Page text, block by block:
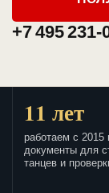
+7 495 231-
11 лет
работаем с 2015
документы для
танцев и